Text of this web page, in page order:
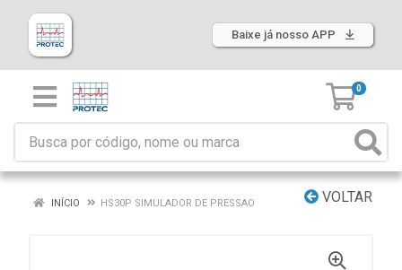
Baixe já nosso APP
0
VOLTAR
INÍCIO HS30P SIMULADOR DE PRESSAO